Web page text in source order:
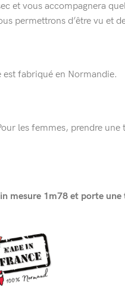
et vous accompagnera
permettrons d’être vu et
est fabriqué en Normandie.
les femmes, prendre
mesure 1m78 et porte une